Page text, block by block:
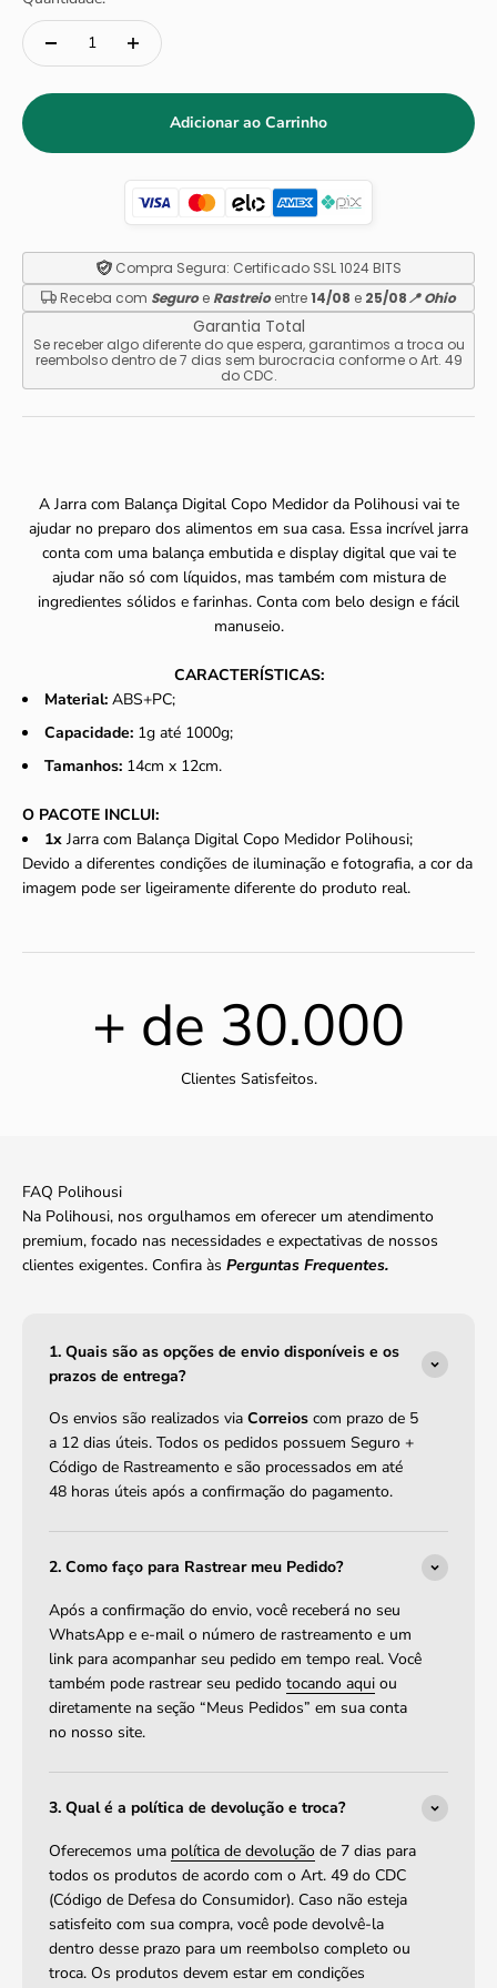
Adicionar ao Carrinho
Compra Segura: Certificado SSL 1024 BITS
Receba com Seguroe Rastreioentre14/08 e 25/08📍 Ohio
Garantia Total
Se receber algo diferente do que espera, garantimos a troca ou
reembolso dentro de 7 dias sem burocracia conforme o Art. 49
do CDC.
A Jarra com Balança Digital Copo Medidor da Polihousi vai te
ajudar no preparo dos alimentos em sua casa. Essa incrível jarra
conta com uma balança embutida e display digital que vai te
ajudar não só com líquidos, mas também com mistura de
ingredientes sólidos e farinhas. Conta com belo design e fácil
manuseio.
CARACTERÍSTICAS:
Material: ABS+PC;
Capacidade: 1g até 1000g;
Tamanhos: 14cm x 12cm.
O PACOTE INCLUI:
1x Jarra com Balança Digital Copo Medidor Polihousi;
Devido a diferentes condições de iluminação e fotografia, a cor da
imagem pode ser ligeiramente diferente do produto real.
+ de 30.000
Clientes Satisfeitos.
FAQ Polihousi
Na Polihousi, nos orgulhamos em oferecer um atendimento
premium, focado nas necessidades e expectativas de nossos
clientes exigentes. Confira às Perguntas Frequentes.
1. Quais são as opções de envio disponíveis e os
prazos de entrega?
Os envios são realizados via Correios com prazo de 5
a 12 dias úteis. Todos os pedidos possuem Seguro +
Código de Rastreamento e são processados em até
48 horas úteis após a confirmação do pagamento.
2. Como faço para Rastrear meu Pedido?
Após a confirmação do envio, você receberá no seu
WhatsApp e e-mail o número de rastreamento e um
link para acompanhar seu pedido em tempo real. Você
também pode rastrear seu pedido tocando aqui ou
diretamente na seção “Meus Pedidos” em sua conta
no nosso site.
3. Qual é a política de devolução e troca?
Oferecemos uma política de devolução de 7 dias para
todos os produtos de acordo com o Art. 49 do CDC
(Código de Defesa do Consumidor). Caso não esteja
satisfeito com sua compra, você pode devolvê-la
dentro desse prazo para um reembolso completo ou
troca. Os produtos devem estar em condições